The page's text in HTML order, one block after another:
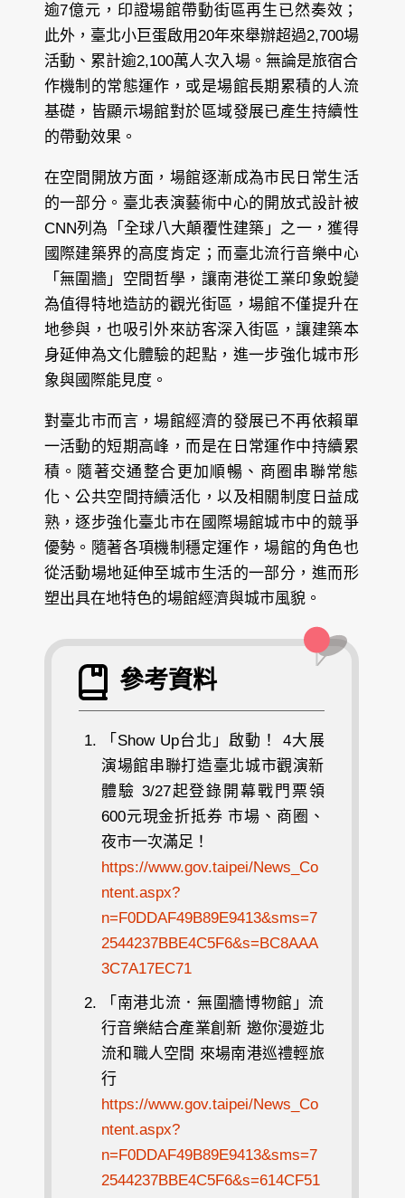
逾7億元，印證場館帶動街區再生已然奏效；
此外，臺北小巨蛋啟用20年來舉辦超過2,700場
活動、累計逾2,100萬人次入場。無論是旅宿合
作機制的常態運作，或是場館長期累積的人流
基礎，皆顯示場館對於區域發展已產生持續性
的帶動效果。
在空間開放方面，場館逐漸成為市民日常生活
的一部分。臺北表演藝術中心的開放式設計被
CNN列為「全球八大顛覆性建築」之一，獲得
國際建築界的高度肯定；而臺北流行音樂中心
「無圍牆」空間哲學，讓南港從工業印象蛻變
為值得特地造訪的觀光街區，場館不僅提升在
地參與，也吸引外來訪客深入街區，讓建築本
身延伸為文化體驗的起點，進一步強化城市形
象與國際能見度。
對臺北市而言，場館經濟的發展已不再依賴單
一活動的短期高峰，而是在日常運作中持續累
積。隨著交通整合更加順暢、商圈串聯常態
化、公共空間持續活化，以及相關制度日益成
熟，逐步強化臺北市在國際場館城市中的競爭
優勢。隨著各項機制穩定運作，場館的角色也
從活動場地延伸至城市生活的一部分，進而形
塑出具在地特色的場館經濟與城市風貌。
參考資料
「Show Up台北」啟動！ 4大展
演場館串聯打造臺北城市觀演新
體驗 3/27起登錄開幕戰門票領
600元現金折抵券 市場、商圈、
夜市一次滿足！
https://www.gov.taipei/News_Co
ntent.aspx?
n=F0DDAF49B89E9413&sms=7
2544237BBE4C5F6&s=BC8AAA
3C7A17EC71
「南港北流．無圍牆博物館」流
行音樂結合產業創新 邀你漫遊北
流和職人空間 來場南港巡禮輕旅
行
https://www.gov.taipei/News_Co
ntent.aspx?
n=F0DDAF49B89E9413&sms=7
2544237BBE4C5F6&s=614CF51